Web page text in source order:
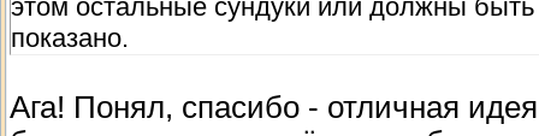
этом остальные сундуки или должны
показано.
Ага! Понял, спасибо - отличная